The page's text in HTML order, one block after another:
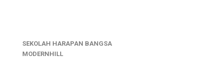
SEKOLAH HARAPAN BANGSA
MODERNHILL